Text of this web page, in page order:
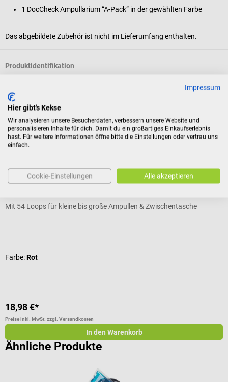
1 DocCheck Ampullarium “A-Pack” in der gewählten Farbe
Das abgebildete Zubehör ist nicht im Lieferumfang enthalten.
Produktidentifikation
Bewertungen
Kunden kauften auch
DocCheck Tools
Ampullarium "A-Pack"
Mit 54 Loops für kleine bis große Ampullen & Zwischentasche
Farbe:Rot
18,98 €*
Preise inkl. MwSt. zzgl. Versandkosten
In den Warenkorb
Ähnliche Produkte
Impressum
Hier gibt's Kekse
Wir analysieren unsere Besucherdaten, verbessern unsere Website und
personalisieren Inhalte für dich. Damit du ein großartiges Einkaufserlebnis
hast. Für weitere Informationen öffne bitte die Einstellungen oder vertrau uns
einfach.
Cookie-Einstellungen Alle akzeptieren